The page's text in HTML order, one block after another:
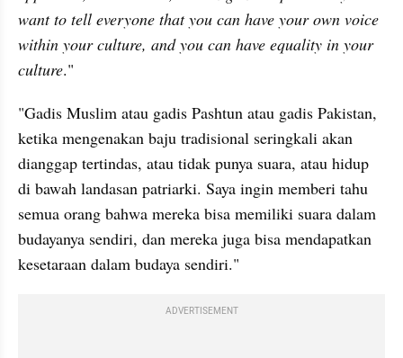
want to tell everyone that you can have your own voice
within your culture, and you can have equality in your
culture."
"Gadis Muslim atau gadis Pashtun atau gadis Pakistan,
ketika mengenakan baju tradisional seringkali akan
dianggap tertindas, atau tidak punya suara, atau hidup
di bawah landasan patriarki. Saya ingin memberi tahu
semua orang bahwa mereka bisa memiliki suara dalam
budayanya sendiri, dan mereka juga bisa mendapatkan
kesetaraan dalam budaya sendiri."
ADVERTISEMENT